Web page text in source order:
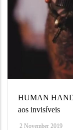
HUMAN HAND
aos invisíveis
2 November 2019